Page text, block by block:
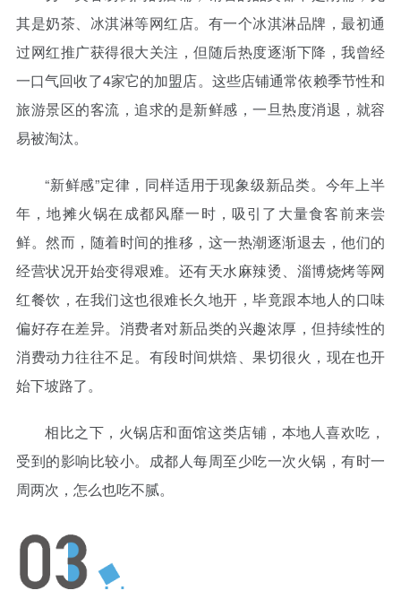
其是奶茶、冰淇淋等网红店。有一个冰淇淋品牌，最初通
过网红推广获得很大关注，但随后热度逐渐下降，我曾经
一口气回收了4家它的加盟店。这些店铺通常依赖季节性和
旅游景区的客流，追求的是新鲜感，一旦热度消退，就容
易被淘汰。
“新鲜感”定律，同样适用于现象级新品类。今年上半
年，地摊火锅在成都风靡一时，吸引了大量食客前来尝
鲜。然而，随着时间的推移，这一热潮逐渐退去，他们的
经营状况开始变得艰难。还有天水麻辣烫、淄博烧烤等网
红餐饮，在我们这也很难长久地开，毕竟跟本地人的口味
偏好存在差异。消费者对新品类的兴趣浓厚，但持续性的
消费动力往往不足。有段时间烘焙、果切很火，现在也开
始下坡路了。
相比之下，火锅店和面馆这类店铺，本地人喜欢吃，
受到的影响比较小。成都人每周至少吃一次火锅，有时一
周两次，怎么也吃不腻。